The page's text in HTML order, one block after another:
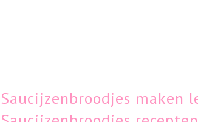
Saucijzenbroodjes maken